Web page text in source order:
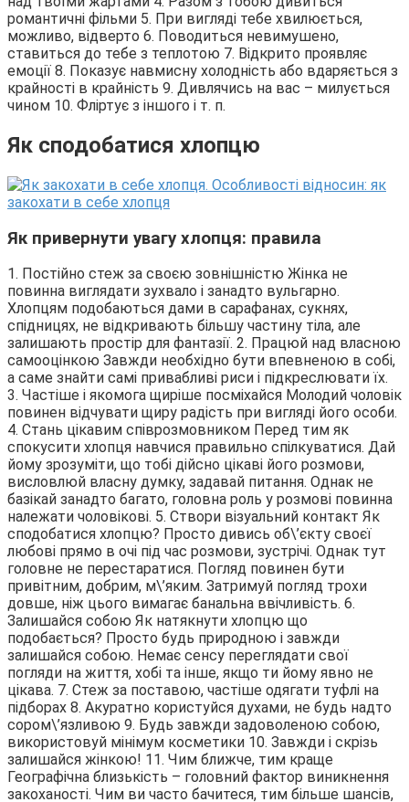
романтичні фільми 5. При вигляді тебе хвилюється,
можливо, відверто 6. Поводиться невимушено,
ставиться до тебе з теплотою 7. Відкрито проявляє
емоції 8. Показує навмисну холодність або вдаряється з
крайності в крайність 9. Дивлячись на вас – милується
чином 10. Фліртує з іншого і т. п.
Як сподобатися хлопцю
Як привернути увагу хлопця: правила
1. Постійно стеж за своєю зовнішністю Жінка не
повинна виглядати зухвало і занадто вульгарно.
Хлопцям подобаються дами в сарафанах, сукнях,
спідницях, не відкривають більшу частину тіла, але
залишають простір для фантазії. 2. Працюй над власною
самооцінкою Завжди необхідно бути впевненою в собі,
а саме знайти самі привабливі риси і підкреслювати їх.
3. Частіше і якомога щиріше посміхайся Молодий чоловік
повинен відчувати щиру радість при вигляді його особи.
4. Стань цікавим співрозмовником Перед тим як
спокусити хлопця навчися правильно спілкуватися. Дай
йому зрозуміти, що тобі дійсно цікаві його розмови,
висловлюй власну думку, задавай питання. Однак не
базікай занадто багато, головна роль у розмові повинна
належати чоловікові. 5. Створи візуальний контакт Як
сподобатися хлопцю? Просто дивись об\’єкту своєї
любові прямо в очі під час розмови, зустрічі. Однак тут
головне не перестаратися. Погляд повинен бути
привітним, добрим, м\’яким. Затримуй погляд трохи
довше, ніж цього вимагає банальна ввічливість. 6.
Залишайся собою Як натякнути хлопцю що
подобається? Просто будь природною і завжди
залишайся собою. Немає сенсу переглядати свої
погляди на життя, хобі та інше, якщо ти йому явно не
цікава. 7. Стеж за поставою, частіше одягати туфлі на
підборах 8. Акуратно користуйся духами, не будь надто
сором\’язливою 9. Будь завжди задоволеною собою,
використовуй мінімум косметики 10. Завжди і скрізь
залишайся жінкою! 11. Чим ближче, тим краще
Географічна близькість – головний фактор виникнення
закоханості. Чим ви часто бачитеся, тим більше шансів,